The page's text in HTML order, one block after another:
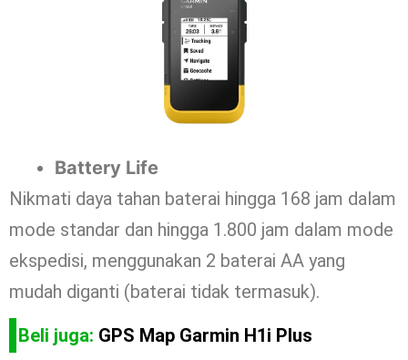
Battery Life
Nikmati daya tahan baterai hingga 168 jam dalam
mode standar dan hingga 1.800 jam dalam mode
ekspedisi, menggunakan 2 baterai AA yang
mudah diganti (baterai tidak termasuk).
Beli juga: GPS Map Garmin H1i Plus